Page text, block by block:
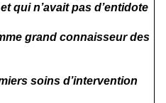
qui n’avait pas d’entidote
grand connaisseur des
soins d’intervention